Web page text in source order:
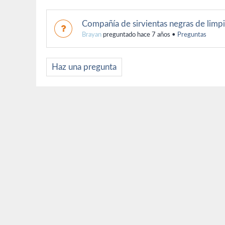
Compañía de sirvientas negras de
Brayan preguntado hace 7 años • Preguntas
Haz una pregunta